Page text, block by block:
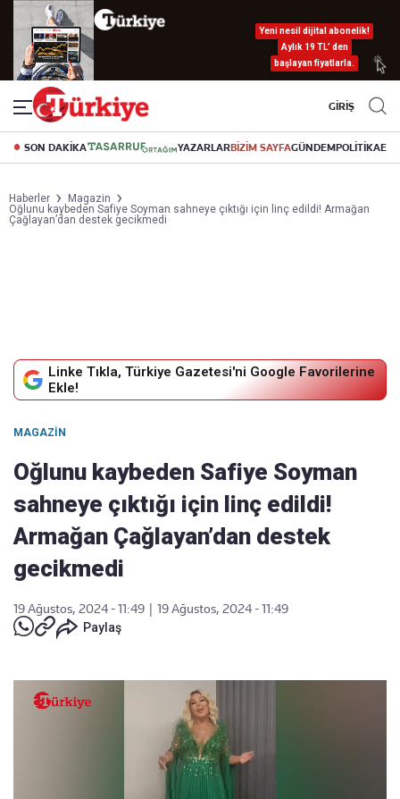
Yeni nesil dijital abonelik!
Aylık 19 TL’ den
başlayan fiyatlarla.
GİRİŞ
SON DAKİKA YAZARLARBİZİM SAYFAGÜNDEMPOLİTİKA
Haberler
Magazin
Oğlunu kaybeden Safiye Soyman sahneye çıktığı için linç edildi! Armağan
Çağlayan’dan destek gecikmedi
Linke Tıkla, Türkiye Gazetesi'ni Google Favorilerine
Ekle!
MAGAZIN
Oğlunu kaybeden Safiye Soyman
sahneye çıktığı için linç edildi!
Armağan Çağlayan’dan destek
gecikmedi
19 Ağustos, 2024 - 11:49
19 Ağustos, 2024 - 11:49
Paylaş